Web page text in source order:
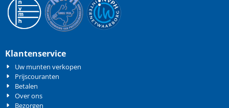
Klantenservice
Uw munten verkopen
Prijscouranten
Betalen
Over ons
Bezorgen